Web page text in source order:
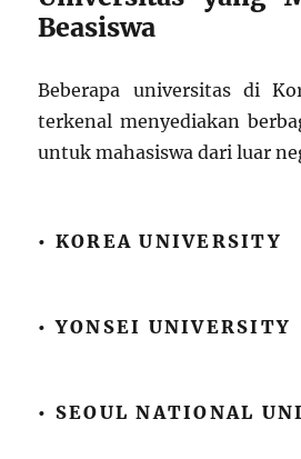
Beasiswa
Beberapa universitas di
terkenal menyediakan
untuk mahasiswa dari luar
• KOREA UNIVERSITY
• YONSEI UNIVERSITY
• SEOUL NATIONAL